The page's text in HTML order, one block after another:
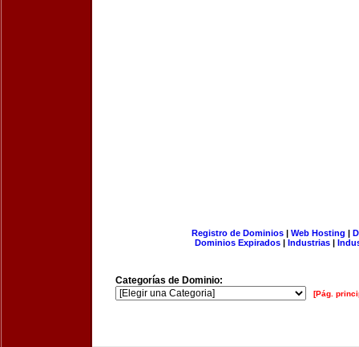
Registro de Dominios| Web Hosting |
Dominios Expirados | Industrias |
Categorías de Dominio:
[Pág.